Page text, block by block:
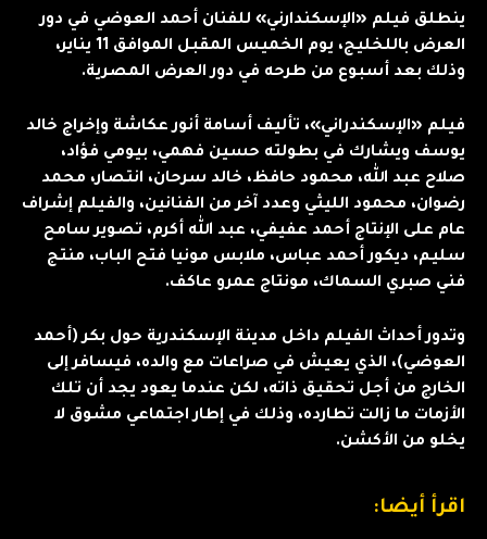
ينطلق فيلم «الإسكندارني» للفنان أحمد العوضي في دور
العرض باللخليج، يوم الخميس المقبل الموافق 11 يناير،
وذلك بعد أسبوع من طرحه في دور العرض المصرية.
فيلم «الإسكندراني»، تأليف أسامة أنور عكاشة وإخراج خالد
يوسف ويشارك في بطولته حسين فهمي، بيومي فؤاد،
صلاح عبد الله، محمود حافظ، خالد سرحان، انتصار، محمد
رضوان، محمود الليثي وعدد آخر من الفنانين، والفيلم إشراف
عام على الإنتاج أحمد عفيفي، عبد الله أكرم، تصوير سامح
سليم، ديكور أحمد عباس، ملابس مونيا فتح الباب، منتج
فني صبري السماك، مونتاج عمرو عاكف.
وتدور أحداث الفيلم داخل مدينة الإسكندرية حول بكر (أحمد
العوضي)، الذي يعيش في صراعات مع والده، فيسافر إلى
الخارج من أجل تحقيق ذاته، لكن عندما يعود يجد أن تلك
الأزمات ما زالت تطارده، وذلك في إطار اجتماعي مشوق لا
يخلو من الأكشن.
اقرأ أيضا: